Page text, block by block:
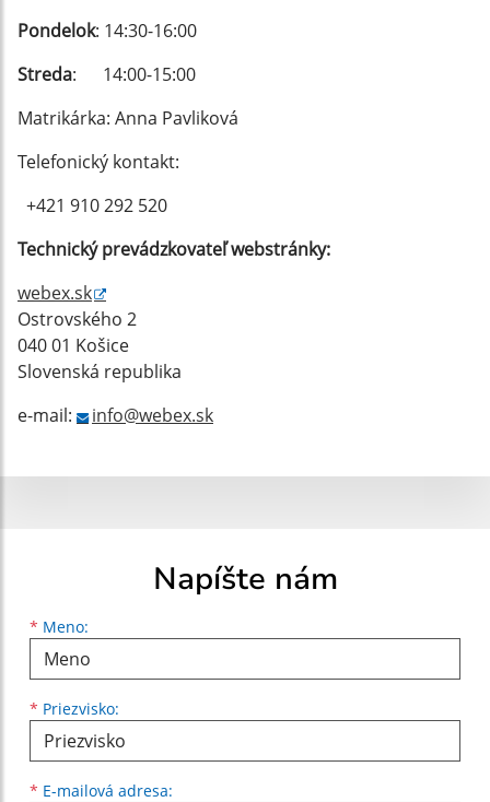
Pondelok: 14:30-16:00
Streda: 14:00-15:00
Matrikárka: Anna Pavliková
Telefonický kontakt:
+421 910 292 520
Technický prevádzkovateľ webstránky:
webex.sk
Ostrovského 2
040 01 Košice
Slovenská republika
e-mail:
info@webex.sk
Napíšte nám
* Meno:
Meno
* Priezvisko:
Priezvisko
* E-mailová adresa:
E-mailová adresa